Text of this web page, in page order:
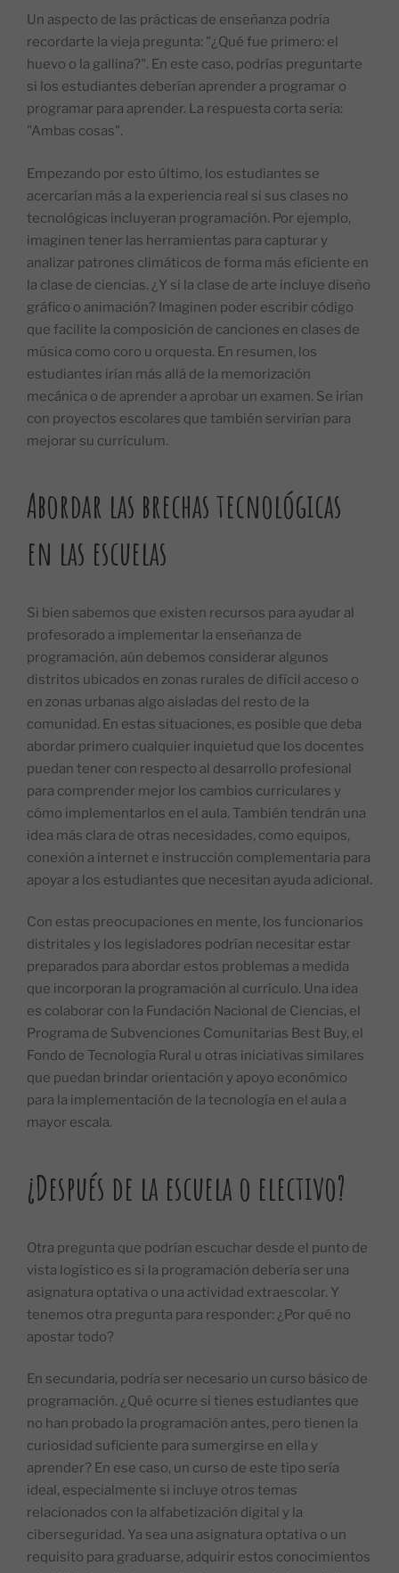
Un aspecto de las prácticas de enseñanza podría
recordarte la vieja pregunta: "¿Qué fue primero: el
huevo o la gallina?". En este caso, podrías preguntarte
si los estudiantes deberían aprender a programar o
programar para aprender. La respuesta corta sería:
"Ambas cosas".
Empezando por esto último, los estudiantes se
acercarían más a la experiencia real si sus clases no
tecnológicas incluyeran programación. Por ejemplo,
imaginen tener las herramientas para capturar y
analizar patrones climáticos de forma más eficiente en
la clase de ciencias. ¿Y si la clase de arte incluye diseño
gráfico o animación? Imaginen poder escribir código
que facilite la composición de canciones en clases de
música como coro u orquesta. En resumen, los
estudiantes irían más allá de la memorización
mecánica o de aprender a aprobar un examen. Se irían
con proyectos escolares que también servirían para
mejorar su currículum.
Abordar las brechas tecnológicas
en las escuelas
Si bien sabemos que existen recursos para ayudar al
profesorado a implementar la enseñanza de
programación, aún debemos considerar algunos
distritos ubicados en zonas rurales de difícil acceso o
en zonas urbanas algo aisladas del resto de la
comunidad. En estas situaciones, es posible que deba
abordar primero cualquier inquietud que los docentes
puedan tener con respecto al desarrollo profesional
para comprender mejor los cambios curriculares y
cómo implementarlos en el aula. También tendrán una
idea más clara de otras necesidades, como equipos,
conexión a internet e instrucción complementaria para
apoyar a los estudiantes que necesitan ayuda adicional.
Con estas preocupaciones en mente, los funcionarios
distritales y los legisladores podrían necesitar estar
preparados para abordar estos problemas a medida
que incorporan la programación al currículo. Una idea
es colaborar con la Fundación Nacional de Ciencias, el
Programa de Subvenciones Comunitarias Best Buy, el
Fondo de Tecnología Rural u otras iniciativas similares
que puedan brindar orientación y apoyo económico
para la implementación de la tecnología en el aula a
mayor escala.
¿Después de la escuela o electivo?
Otra pregunta que podrían escuchar desde el punto de
vista logístico es si la programación debería ser una
asignatura optativa o una actividad extraescolar. Y
tenemos otra pregunta para responder: ¿Por qué no
apostar todo?
En secundaria, podría ser necesario un curso básico de
programación. ¿Qué ocurre si tienes estudiantes que
no han probado la programación antes, pero tienen la
curiosidad suficiente para sumergirse en ella y
aprender? En ese caso, un curso de este tipo sería
ideal, especialmente si incluye otros temas
relacionados con la alfabetización digital y la
ciberseguridad. Ya sea una asignatura optativa o un
requisito para graduarse, adquirir estos conocimientos